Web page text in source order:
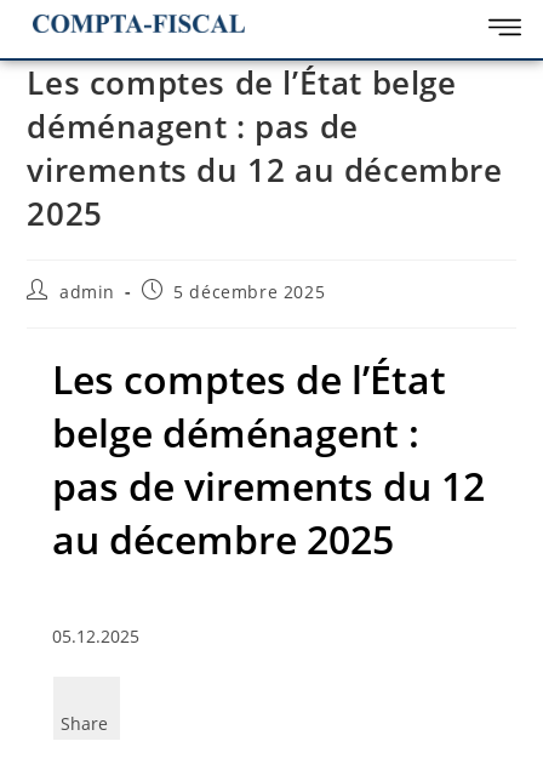
Les comptes de l’État belge
déménagent : pas de
virements du 12 au décembre
2025
admin 5 décembre 2025
Les comptes de l’État
belge déménagent :
pas de virements du 12
au décembre 2025
05.12.2025
Share